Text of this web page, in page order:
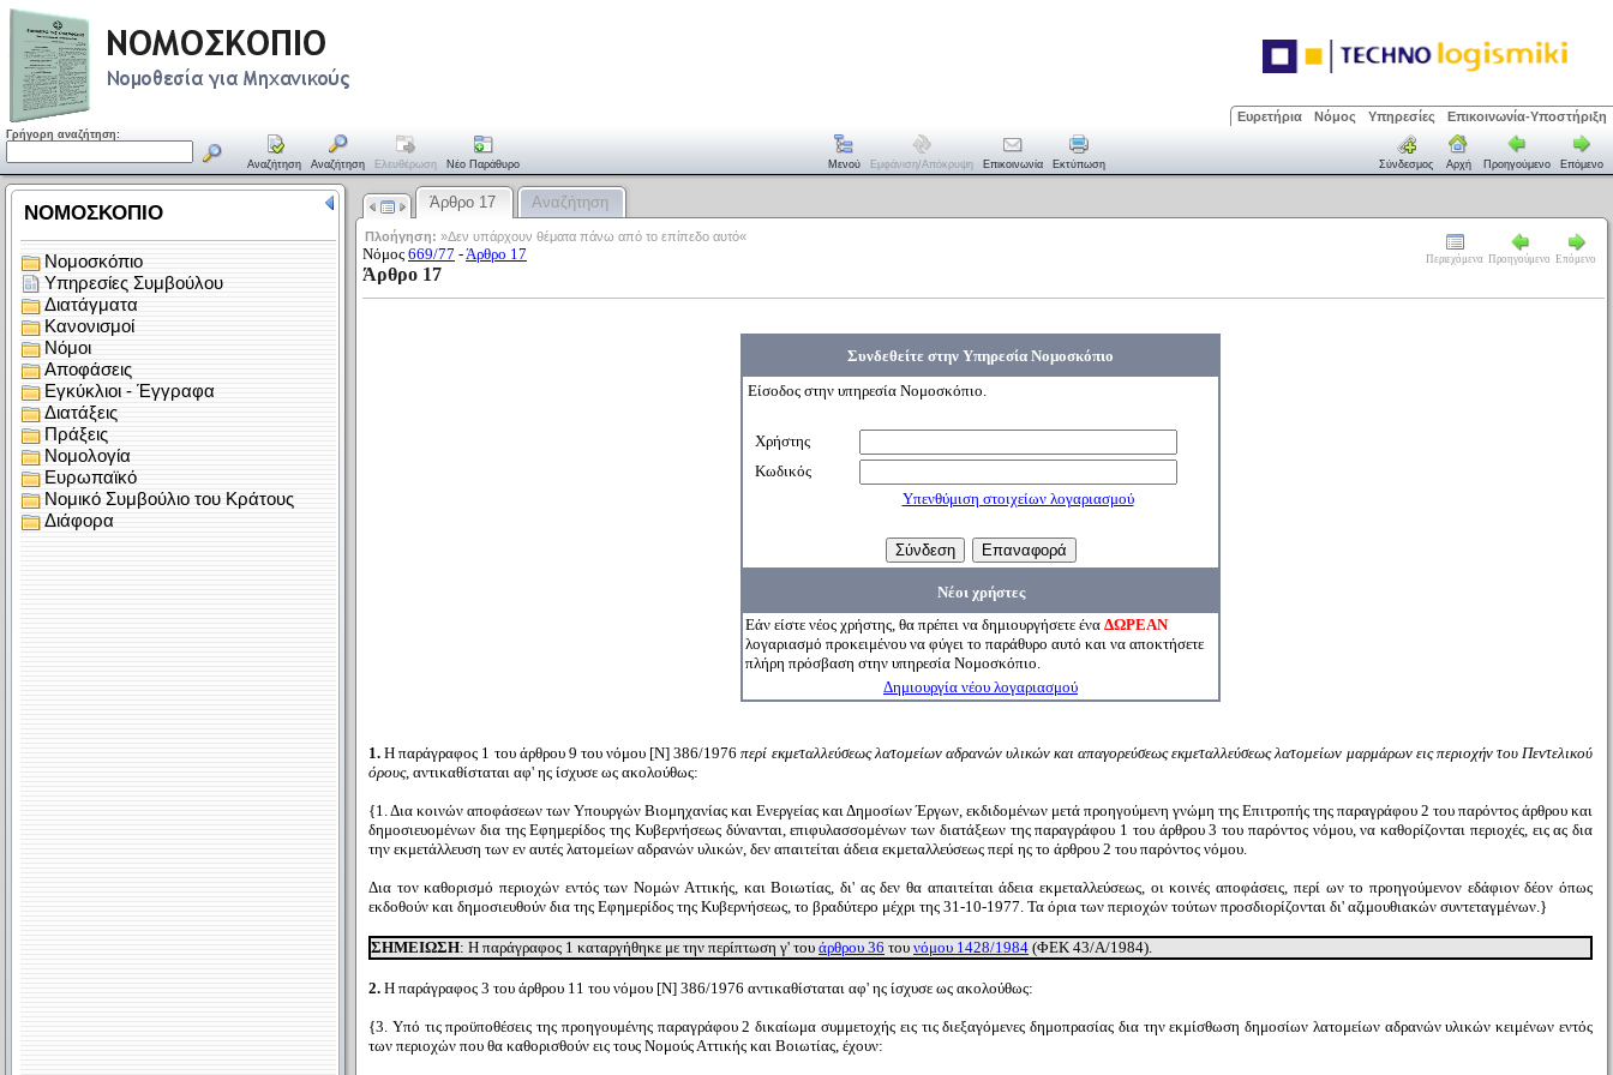
Ευρετήρια Νόμος Υπηρεσίες Επικοινωνία-Υποστήριξη
Γρήγορη αναζήτηση:
Αναζήτηση Αναζήτηση Ελευθέρωση Νέο Παράθυρο Μενού Εμφάνιση/απόκρυψη Επικοινωνία Εκτύπωση Σύνδεσμος Αρχή Προηγούμενο Επόμενο
Άρθρο 17 Αναζήτηση